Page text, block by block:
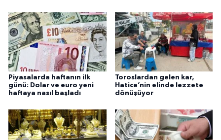
Piyasalarda haftanın ilk
günü: Dolar ve euro yeni
haftaya nasıl başladı
Toroslardan gelen kar,
Hatice’nin elinde lezzete
dönüşüyor